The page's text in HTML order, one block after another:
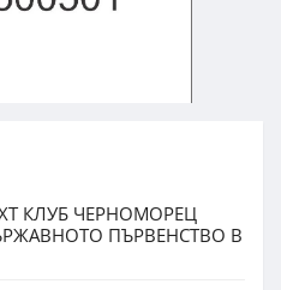
КЛУБ ЧЕРНОМОРЕЦ
ПЪРВЕНСТВО В